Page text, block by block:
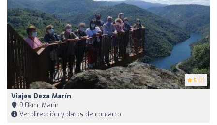
5 (2)
Viajes Deza Marín
9,0km, Marín
Ver dirección y datos de contacto